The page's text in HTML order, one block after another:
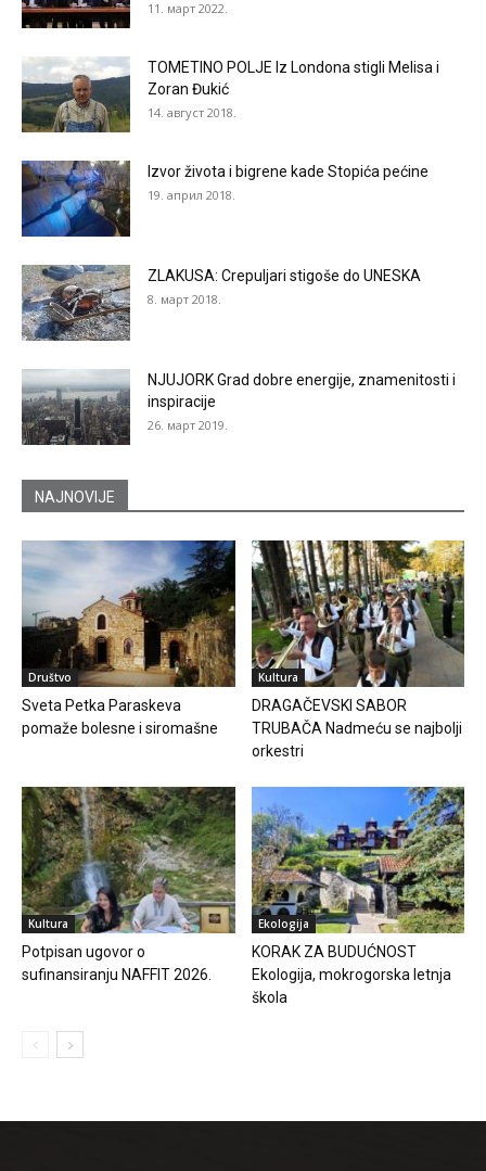
11. март 2022.
TOMETINO POLJE Iz Londona stigli Melisa i
Zoran Đukić
14. август 2018.
Izvor života i bigrene kade Stopića pećine
19. април 2018.
ZLAKUSA: Crepuljari stigoše do UNESKA
8. март 2018.
NJUJORK Grad dobre energije, znamenitosti i
inspiracije
26. март 2019.
NAJNOVIJE
Društvo
Sveta Petka Paraskeva
pomaže bolesne i siromašne
Kultura
DRAGAČEVSKI SABOR
TRUBAČA Nadmeću se najbolji
orkestri
Kultura
Potpisan ugovor o
sufinansiranju NAFFIT 2026.
Ekologija
KORAK ZA BUDUĆNOST
Ekologija, mokrogorska letnja
škola